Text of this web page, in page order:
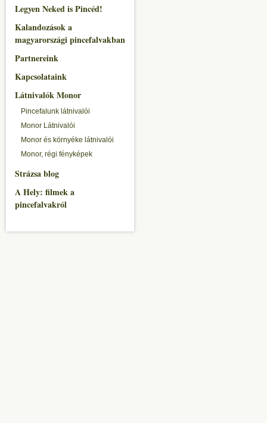
Legyen Neked is Pincéd!
Kalandozások a
magyarországi pincefalvakban
Partnereink
Kapcsolataink
Látnivalók Monor
Pincefalunk látnivalói
Monor Látnivalói
Monor és környéke látnivalói
Monor, régi fényképek
Strázsa blog
A Hely: filmek a
pincefalvakról